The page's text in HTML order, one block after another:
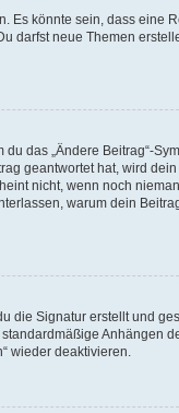
Es könnte sein, dass eine
darfst neue Themen
das „Ändere Beitrag“-
geantwortet hat, wird
nicht, wenn noch
warum dein
die Signatur erstellt und
Anhängen
wieder deaktivieren.